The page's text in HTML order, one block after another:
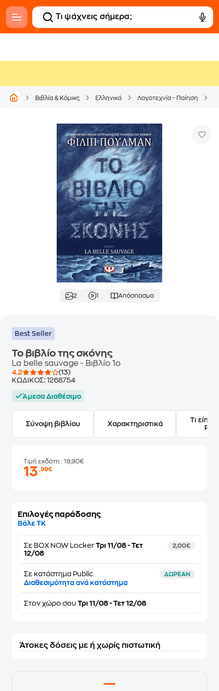
Βιβλία & Κόμικς Ελληνικά Λογοτεχνία - Ποίηση
2 1 Απόσπασμα
Best Seller
Το βιβλίο της σκόνης
La belle sauvage - Βιβλίο 1ο
4.2
(13)
ΚΩΔΙΚΟΣ: 1268754
Άμεσα Διαθέσιμο
Σύνοψη βιβλίου Χαρακτηριστικά
Τι
Τιμή εκδότη : 19,90€
13,99€
Επιλογές παράδοσης
Βάλε ΤΚ
Σε BOX NOW Locker Τρι 11/08 - Τετ
12/08
2,00€
Σε κατάστημα Public ΔΩΡΕΑΝ
Διαθεσιμότητα ανά κατάστημα
Στον χώρο σου Τρι 11/08 - Τετ 12/08
Άτοκες δόσεις με ή χωρίς πιστωτική